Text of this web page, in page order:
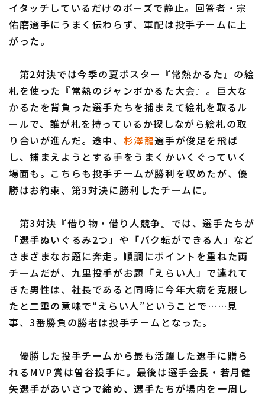
イタッチしているだけのポーズで静止。回答者・宗
佑磨選手にうまく伝わらず、軍配は投手チームに上
がった。
第2対決では今季の夏ポスター『常熱かるた』の絵
札を使った『常熱のジャンボかるた大会』。巨大な
かるたを背負った選手たちを捕まえて絵札を取るル
ールで、誰が札を持っているか探しながら絵札の取
り合いが進んだ。途中、 杉澤龍選手が俊足を飛ば
し、捕まえようとする手をうまくかいくぐっていく
場面も。こちらも投手チームが勝利を収めたが、優
勝はお約束、第3対決に勝利したチームに。
第3対決『借り物・借り人競争』では、選手たちが
「選手ぬいぐるみ2つ」や「バク転ができる人」など
さまざまなお題に奔走。順調にポイントを重ねた両
チームだが、九里投手がお題「えらい人」で連れて
きた男性は、社長であると同時に今年大病を克服し
たと二重の意味で“えらい人”ということで……見
事、3番勝負の勝者は投手チームとなった。
優勝した投手チームから最も活躍した選手に贈ら
れるMVP賞は曽谷投手に。最後は選手会長・若月健
矢選手があいさつで締め、選手たちが場内を一周し